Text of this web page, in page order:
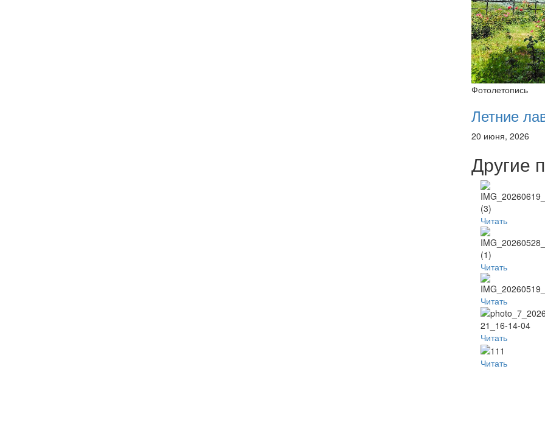
Фотолетопись
Летние
20 июня, 2026
Другие
Читать
Читать
Читать
Читать
Читать